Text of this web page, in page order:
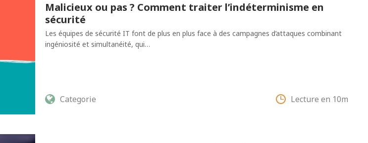
Malicieux ou pas ? Comment traiter l’indéterminisme en
sécurité
Les équipes de sécurité IT font de plus en plus face à des campagnes d’attaques combinant
ingéniosité et simultanéité, qui…
Categorie Lecture en 10m